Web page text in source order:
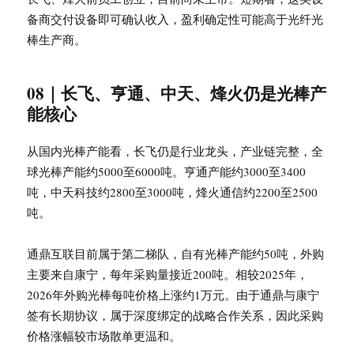
备商交付设备即可确认收入，盈利确定性可能高于光纤光
棒生产商。
08｜长飞、亨通、中天、烽火仍是光棒产
能核心
从国内光棒产能看，长飞仍是行业龙头，产业链完整，全
球光棒产能约5000至6000吨。亨通产能约3000至3400
吨，中天科技约2800至3000吨，烽火通信约2200至2500
吨。
通鼎互联目前属于第二梯队，自有光棒产能约50吨，外购
主要来自康宁，每年采购量接近200吨。相较2025年，
2026年外购光棒每吨价格上涨约1万元。由于通鼎与康宁
签有长期协议，属于深度绑定的战略合作关系，因此采购
价格涨幅较市场散单更温和。